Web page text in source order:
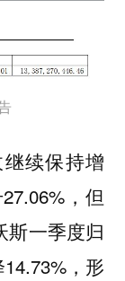
续保持增
，但
斯一季度归
，形